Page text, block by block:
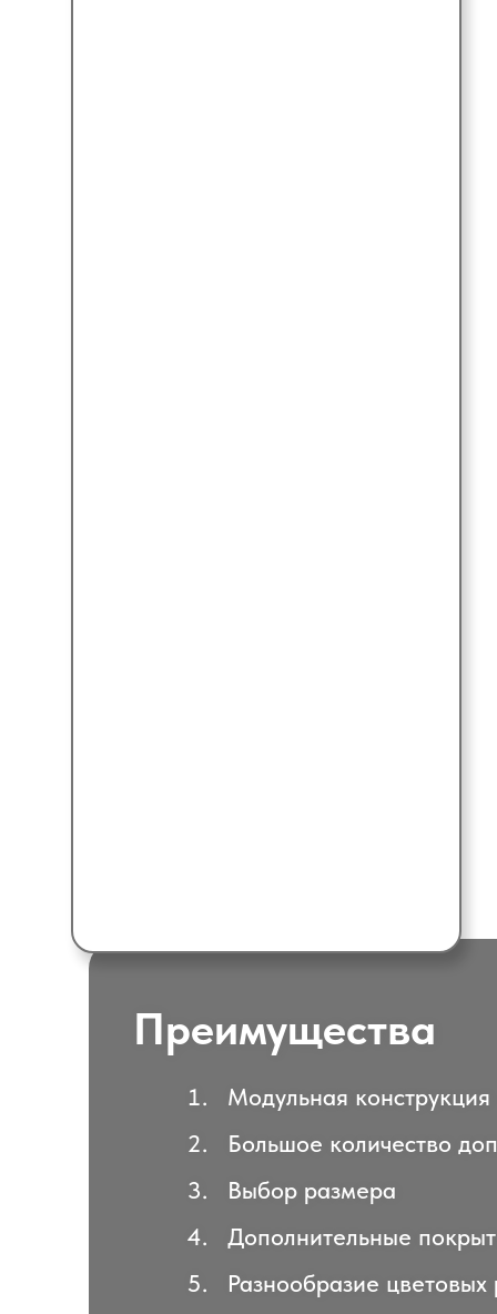
Преимущества
Модульная конструкция
Большое количество
Выбор размера
Дополнительные
Разнообразие